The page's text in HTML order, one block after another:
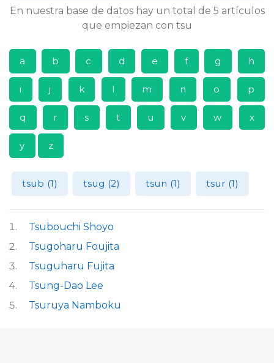
En nuestra base de datos hay un total de 5 artículos
que empiezan con tsu
a b c d e f g h
i j k l m n o p
q r s t u v w x
y z
tsub (1) tsug (2) tsun (1) tsur (1)
Tsubouchi Shoyo
Tsugoharu Foujita
Tsuguharu Fujita
Tsung-Dao Lee
Tsuruya Namboku